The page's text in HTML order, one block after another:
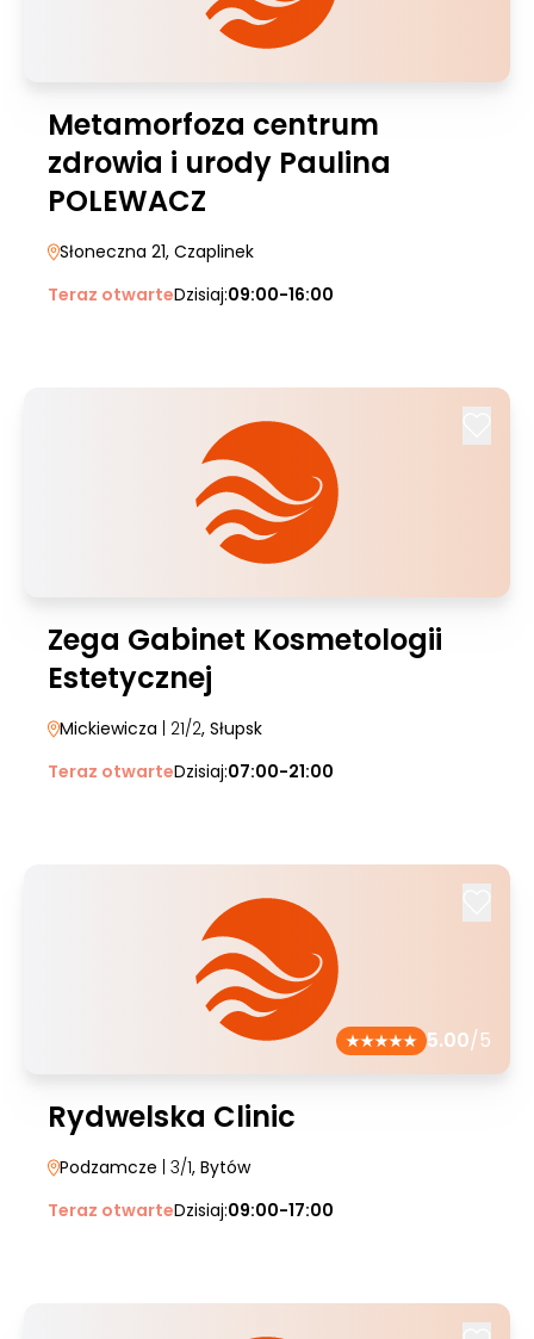
Metamorfoza centrum
zdrowia i urody Paulina
POLEWACZ
Słoneczna 21, Czaplinek
Teraz otwarteDzisiaj:09:00-16:00
Zega Gabinet Kosmetologii
Estetycznej
Mickiewicza | 21/2, Słupsk
Teraz otwarteDzisiaj:07:00-21:00
5.00/5
Rydwelska Clinic
Podzamcze | 3/1, Bytów
Teraz otwarteDzisiaj:09:00-17:00